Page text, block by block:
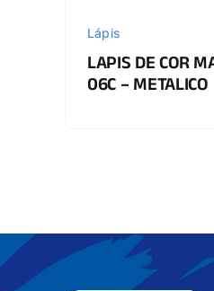
Lápis
LAPIS DE COR
06C – METALICO